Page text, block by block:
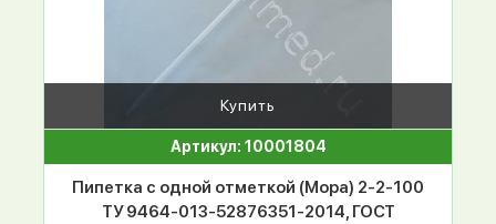
Купить
Артикул: 10001804
Пипетка с одной отметкой (Мора) 2-2-100
ТУ 9464-013-52876351-2014, ГОСТ